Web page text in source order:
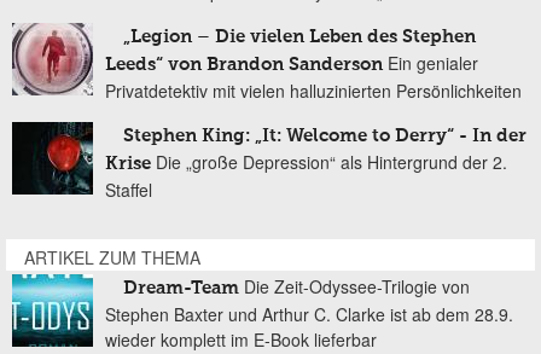
„Legion – Die vielen Leben des Stephen
Leeds“ von Brandon Sanderson Ein genialer
Privatdetektiv mit vielen halluzinierten Persönlichkeiten
Stephen King: „It: Welcome to Derry“ - In der
Krise Die „große Depression“ als Hintergrund der 2.
Staffel
ARTIKEL ZUM THEMA
Dream-Team Die Zeit-Odyssee-Trilogie von
Stephen Baxter und Arthur C. Clarke ist ab dem 28.9.
wieder komplett im E-Book lieferbar